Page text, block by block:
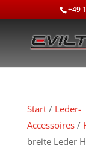
+49
Start/ Leder-
Accessoires/
breite Leder